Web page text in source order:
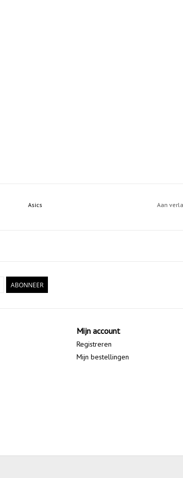
Asics Aan
ABONNEER
Mijn account
Registreren
Mijn bestellingen